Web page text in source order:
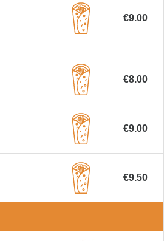
€9.00
€8.00
€9.00
€9.50